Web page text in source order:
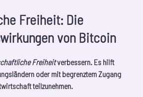
Freiheit: Die
von Bitcoin
Freiheitverbessern. Es hilft
oder mit begrenztem Zugang
teilzunehmen.